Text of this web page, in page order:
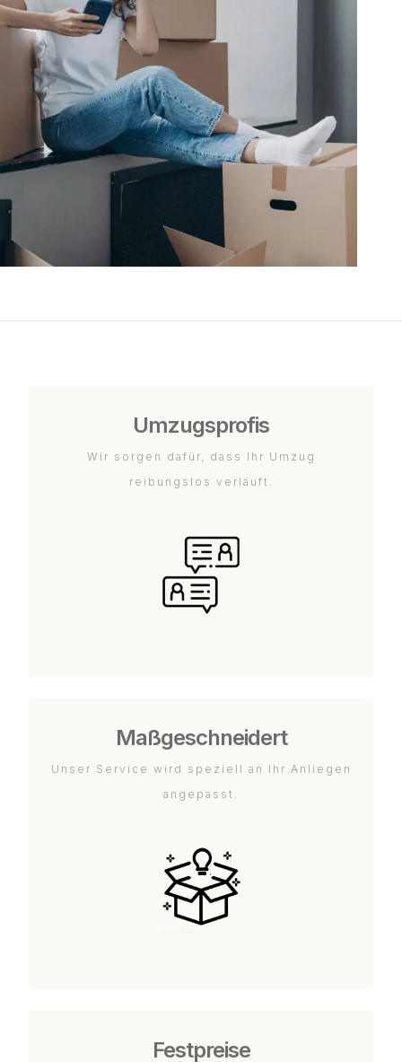
Umzugsprofis
Wir sorgen dafür, dass Ihr Umzug
reibungslos verläuft.
Maßgeschneidert
Unser Service wird speziell an Ihr Anliegen
angepasst.
Festpreise